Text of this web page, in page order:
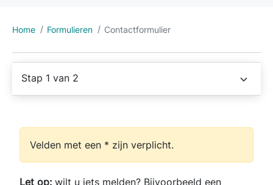
Home Formulieren Contactformulier
Velden met een * zijn verplicht.
Let op: wilt u iets melden? Bijvoorbeeld een
Stap 1 van 2